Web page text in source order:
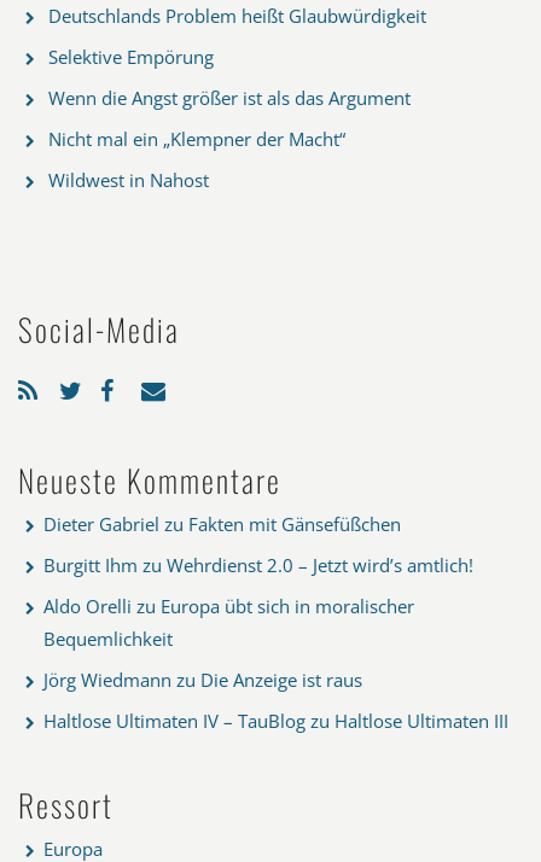
Deutschlands Problem heißt Glaubwürdigkeit
Selektive Empörung
Wenn die Angst größer ist als das Argument
Nicht mal ein „Klempner der Macht“
Wildwest in Nahost
Social-Media
Neueste Kommentare
Dieter Gabriel zu Fakten mit Gänsefüßchen
Burgitt Ihm zu Wehrdienst 2.0 – Jetzt wird’s amtlich!
Aldo Orelli zu Europa übt sich in moralischer
Bequemlichkeit
Jörg Wiedmann zu Die Anzeige ist raus
Haltlose Ultimaten IV – TauBlog zu Haltlose Ultimaten III
Ressort
Europa